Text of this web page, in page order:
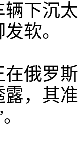
下沉
软。
俄罗
，其